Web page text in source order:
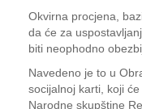
Okvirna procjena,
da će za
biti neophodno
Navedeno je to u
socijalnoj karti, koji
Narodne skupštine